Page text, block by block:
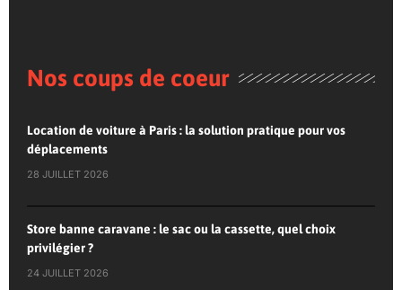
Nos coups de coeur
Location de voiture à Paris : la solution pratique pour vos
déplacements
28 JUILLET 2026
Store banne caravane : le sac ou la cassette, quel choix
privilégier ?
24 JUILLET 2026